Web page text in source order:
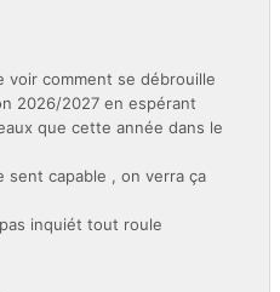
voir comment se débrouille
2026/2027 en espérant
que cette année dans le
sent capable , on verra ça
inquiét tout roule